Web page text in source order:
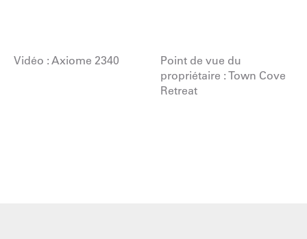
Vidéo : Axiome 2340
Point de vue du
propriétaire : Town Cove
Retreat